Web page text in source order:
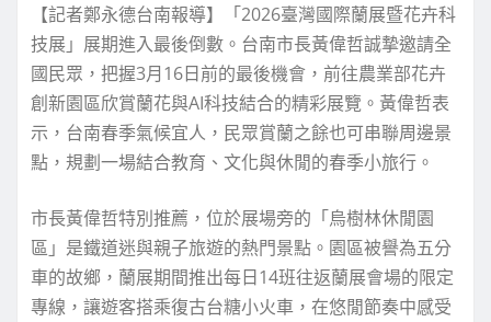
【記者鄭永德台南報導】「2026臺灣國際蘭展暨花卉科
技展」展期進入最後倒數。台南市長黃偉哲誠摯邀請全
國民眾，把握3月16日前的最後機會，前往農業部花卉
創新園區欣賞蘭花與AI科技結合的精彩展覽。黃偉哲表
示，台南春季氣候宜人，民眾賞蘭之餘也可串聯周邊景
點，規劃一場結合教育、文化與休閒的春季小旅行。
市長黃偉哲特別推薦，位於展場旁的「烏樹林休閒園
區」是鐵道迷與親子旅遊的熱門景點。園區被譽為五分
車的故鄉，蘭展期間推出每日14班往返蘭展會場的限定
專線，讓遊客搭乘復古台糖小火車，在悠閒節奏中感受